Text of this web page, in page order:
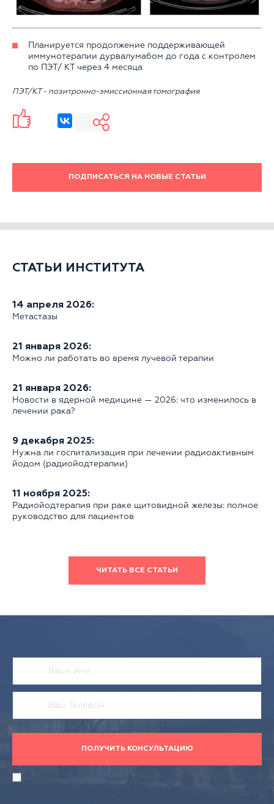
Планируется продолжение поддерживающей
иммунотерапии дурвалумабом до года с контролем
по ПЭТ/ КТ через 4 месяца
ПЭТ/КТ - позитронно-эмиссионная томография
ПОДПИСАТЬСЯ НА НОВЫЕ СТАТЬИ
СТАТЬИ ИНСТИТУТА
14 апреля 2026:
Метастазы
21 января 2026:
Можно ли работать во время лучевой терапии
21 января 2026:
Новости в ядерной медицине — 2026: что изменилось в
лечении рака?
9 декабря 2025:
Нужна ли госпитализация при лечении радиоактивным
йодом (радиойодтерапии)
11 ноября 2025:
Радиойодтерапия при раке щитовидной железы: полное
руководство для пациентов
ЧИТАТЬ ВСЕ СТАТЬИ
ПОЛУЧИТЬ КОНСУЛЬТАЦИЮ